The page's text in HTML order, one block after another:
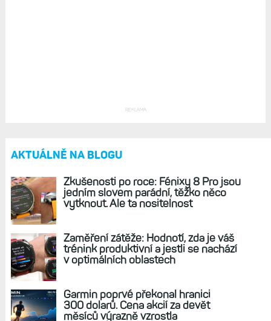
REKLAMA
AKTUÁLNĚ NA BLOGU
Zkušenosti po roce: Fénixy 8 Pro jsou
jedním slovem parádní, těžko něco
vytknout. Ale ta nositelnost
Zaměření zátěže: Hodnotí, zda je váš
trénink produktivní a jestli se nachází
v optimálních oblastech
Garmin poprvé překonal hranici
300 dolarů. Cena akcií za devět
měsíců výrazně vzrostla